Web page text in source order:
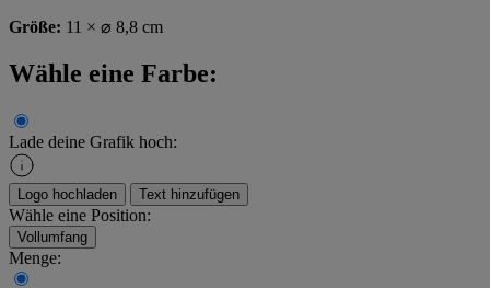
Größe: 11 × ⌀ 8,8 cm
Wähle eine Farbe:
Lade deine Grafik hoch:
Logo hochladen Text hinzufügen
Wähle eine Position:
Vollumfang
Menge: